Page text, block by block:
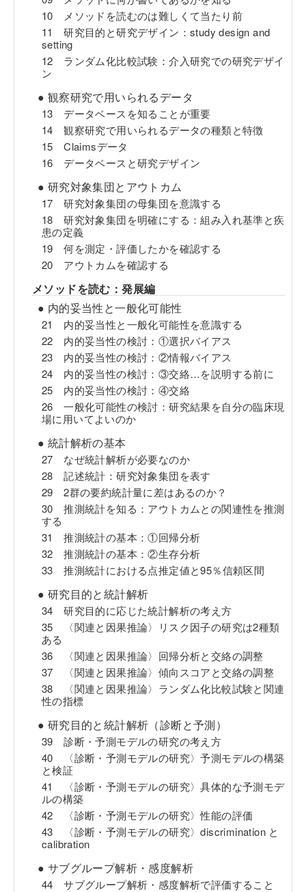
10 メソッドを読むのは難しくて当たり前
11 研究目的と研究デザイン：study design and
setting
12 ランダム化比較試験：介入研究での研究デザイ
ン
● 観察研究で用いられるデータ
13 データベースを知ることが重要
14 観察研究で用いられるデータの種類と特徴
15 Claimsデータ
16 データベースと研究デザイン
● 研究対象集団とアウトカム
17 研究対象集団の母集団を意識する
18 研究対象集団を明確にする：組み入れ基準と疾
患の定義
19 何を測定・評価したかを確認する
20 アウトカムを確認する
メソッドを読む：発展編
● 内的妥当性と一般化可能性
21 内的妥当性と一般化可能性を意識する
22 内的妥当性の検討：①選択バイアス
23 内的妥当性の検討：②情報バイアス
24 内的妥当性の検討：③交絡…を説明する前に
25 内的妥当性の検討：④交絡
26 一般化可能性の検討：研究結果を自分の臨床現
場に用いてよいのか
● 統計解析の基本
27 なぜ統計解析が必要なのか
28 記述統計：研究対象集団を表す
29 2群の要約統計量に差はあるのか？
30 推測統計を知る：アウトカムとの関連性を推測
する
31 推測統計の基本：①回帰分析
32 推測統計の基本：②生存分析
33 推測統計における点推定値と95％信頼区間
● 研究目的と統計解析
34 研究目的に応じた統計解析の考え方
35 〈関連と因果推論〉リスク因子の研究は2種類
ある
36 〈関連と因果推論〉回帰分析と交絡の調整
37 〈関連と因果推論〉傾向スコアと交絡の調整
38 〈関連と因果推論〉ランダム化比較試験と関連
性の指標
● 研究目的と統計解析（診断と予測）
39 診断・予測モデルの研究の考え方
40 〈診断・予測モデルの研究〉予測モデルの構築
と検証
41 〈診断・予測モデルの研究〉具体的な予測モデ
ルの構築
42 〈診断・予測モデルの研究〉性能の評価
43 〈診断・予測モデルの研究〉discrimination と
calibration
● サブグループ解析・感度解析
44 サブグループ解析・感度解析で評価すること